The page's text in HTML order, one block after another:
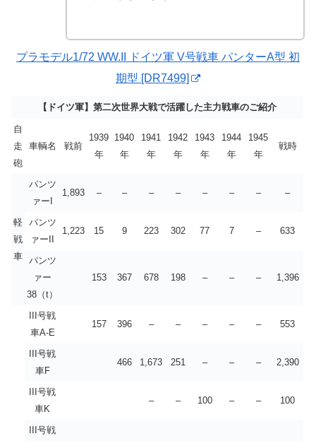
プラモデル1/72 WW.II ドイツ軍 V号戦車 パンターA型 初
期型 [DR7499]
【ドイツ軍】第二次世界大戦で活躍した主力戦車のご紹介
自
走
砲
車輌名 戦前
1939
年
1940
年
1941
年
1942
年
1943
年
1944
年
1945
年
戦時
軽
戦
車
パンツ
ァーI
1,893 – – – – – – – –
パンツ
ァーII
1,223 15 9 223 302 77 7 – 633
パンツ
ァー
38（t）
153 367 678 198 – – – 1,396
III号戦
車A-E
157 396 – – – – – 553
III号戦
車F
466 1,673 251 – – – 2,390
III号戦
車K
– – 100 – – 100
III号戦